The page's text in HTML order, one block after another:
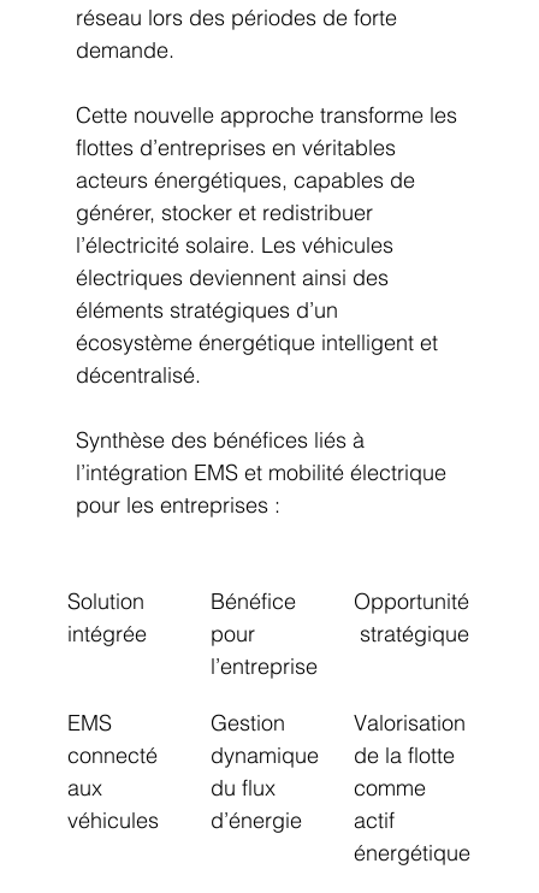
réseau lors des périodes de forte
demande.
Cette nouvelle approche transforme les
flottes d’entreprises en véritables
acteurs énergétiques, capables de
générer, stocker et redistribuer
l’électricité solaire. Les véhicules
électriques deviennent ainsi des
éléments stratégiques d’un
écosystème énergétique intelligent et
décentralisé.
Synthèse des bénéfices liés à
l’intégration EMS et mobilité électrique
pour les entreprises :
Solution
intégrée
Bénéfice
pour
l’entreprise
Opportunité
stratégique
EMS
connecté
aux
véhicules
Gestion
dynamique
du flux
d’énergie
Valorisation
de la flotte
comme
actif
énergétique